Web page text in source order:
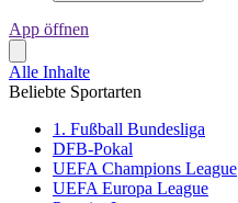
App öffnen
Alle Inhalte
Beliebte Sportarten
1. Fußball Bundesliga
DFB-Pokal
UEFA Champions League
UEFA Europa League